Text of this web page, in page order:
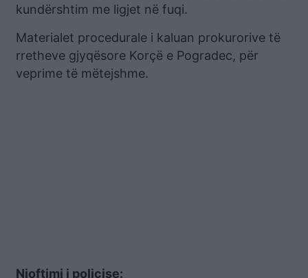
kundërshtim me ligjet në fuqi.
Materialet procedurale i kaluan prokurorive të
rretheve gjyqësore Korçë e Pogradec, për
veprime të mëtejshme.
Njoftimi i policise: